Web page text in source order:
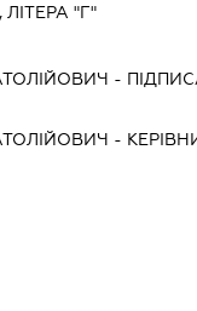
"Г"
-
-